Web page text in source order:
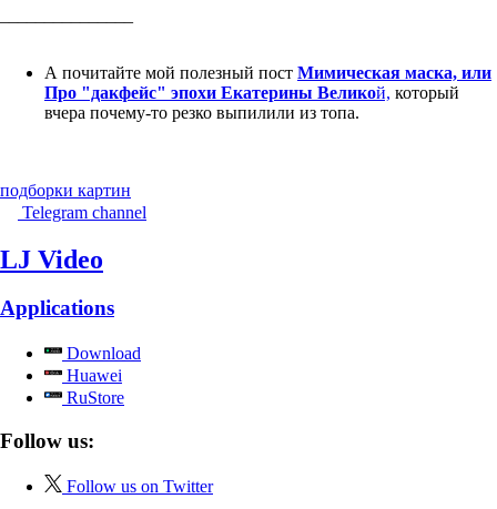
А почитайте мой полезный пост Мимическая маска, или
Про "дакфейс" эпохи Екатерины Великой, который
вчера почему-то резко выпилили из топа.
подборки картин
Telegram channel
LJ Video
Applications
Download
Huawei
RuStore
Follow us:
Follow us on Twitter